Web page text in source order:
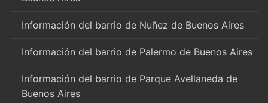
Información del barrio de Nuñez de Buenos Aires
Información del barrio de Palermo de Buenos Aires
Información del barrio de Parque Avellaneda de
Buenos Aires